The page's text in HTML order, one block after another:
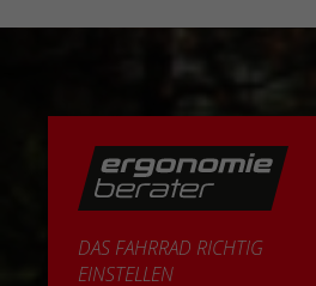
DAS FAHRRAD RICHTIG
EINSTELLEN